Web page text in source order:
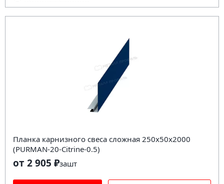
Планка карнизного свеса сложная 250х50х2000
(PURMAN-20-Citrine-0.5)
от 2 905 ₽зашт